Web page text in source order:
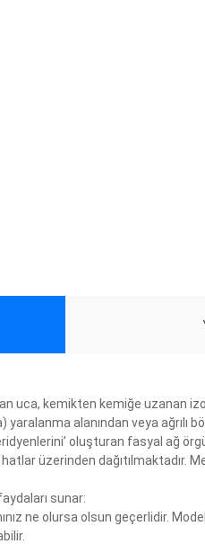
uca, kemikten kemiğe uzanan
alanından veya ağrılı
oluşturan fasyal ağ
üzerinden
sunar:
ne olursa olsun geçerlidir.